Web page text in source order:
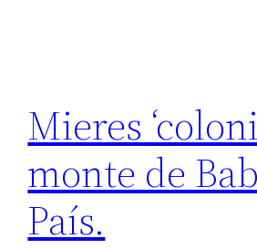
Mieres
monte de
País.